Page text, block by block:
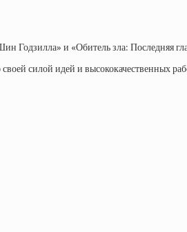
Годзилла» и «Обитель зла: Последняя
силой идей и высококачественных